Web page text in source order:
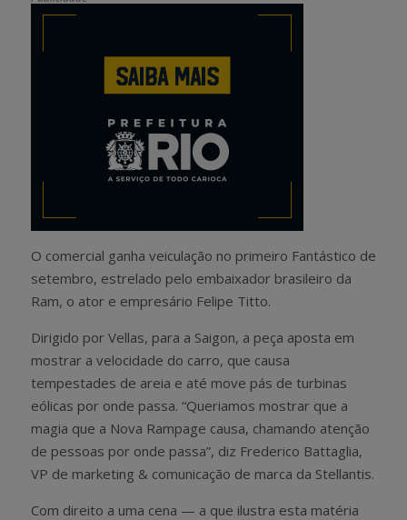
O comercial ganha veiculação no primeiro Fantástico de
setembro, estrelado pelo embaixador brasileiro da
Ram, o ator e empresário Felipe Titto.
Dirigido por Vellas, para a Saigon, a peça aposta em
mostrar a velocidade do carro, que causa
tempestades de areia e até move pás de turbinas
eólicas por onde passa. “Queriamos mostrar que a
magia que a Nova Rampage causa, chamando atenção
de pessoas por onde passa”, diz Frederico Battaglia,
VP de marketing & comunicação de marca da Stellantis.
Com direito a uma cena — a que ilustra esta matéria